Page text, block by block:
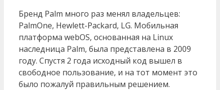
Бренд Palm много раз менял владельцев:
PalmOne, Hewlett-Packard, LG. Мобильная
платформа webOS, основанная на Linux
наследница Palm, была представлена в 2009
году. Спустя 2 года исходный код вышел в
свободное пользование, и на тот момент это
было пожалуй правильным решением.